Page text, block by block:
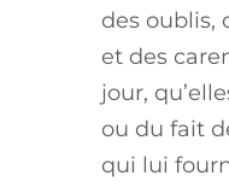
des oublis,
et des
jour,
ou du fait
qui lui